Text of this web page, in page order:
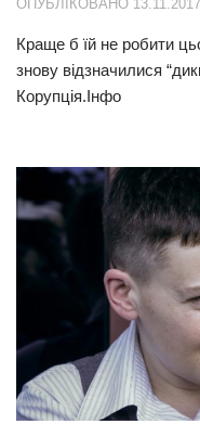
Донбас
Одеса
Схід
Політика
Цікаво
Наука
Технології
Історії
Рецепти
ОПУБЛІКОВАНО
Краще б їй не робити
знову відзначилися
Корупція.Інфо